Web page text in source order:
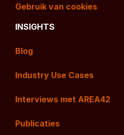
Gebruik van cookies
INSIGHTS
Blog
Industry Use Cases
Interviews met AREA42
Publicaties